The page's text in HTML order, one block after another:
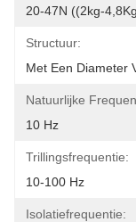
20-47N ((2kg-
Structuur:
Met Een Diameter
Natuurlijke
10 Hz
Trillingsfrequentie:
10-100 Hz
Isolatiefrequentie: